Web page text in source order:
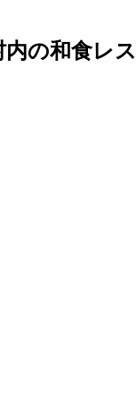
の和食レ